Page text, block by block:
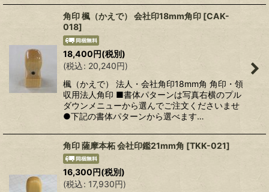
角印 楓（かえで） 会社印18mm角印 [CAK-
018]
18,400円(税別)
(税込: 20,240円)
楓（かえで） 法人・会社角印18mm角 角印・領
収用法人角印 ■書体パターンは写真右横のプル
ダウンメニューから選んでご注文くださいませ
●下記の書体パターンから選べます…
角印 薩摩本柘 会社印鑑21mm角 [TKK-021]
16,300円(税別)
(税込: 17,930円)